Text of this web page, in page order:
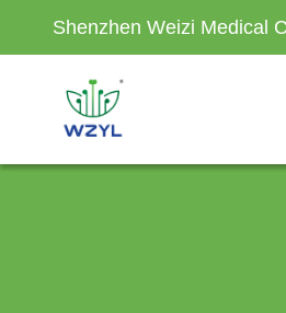
Shenzhen Weizi Medical